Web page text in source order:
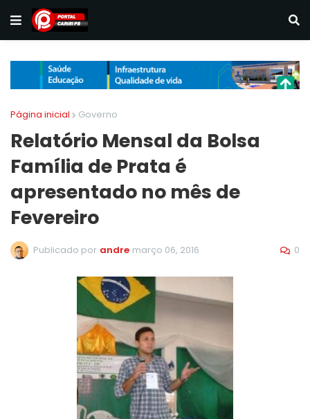
Página inicial Governo
Relatório Mensal da Bolsa
Família de Prata é
apresentado no mês de
Fevereiro
Publicado por andre março 06, 2016 0